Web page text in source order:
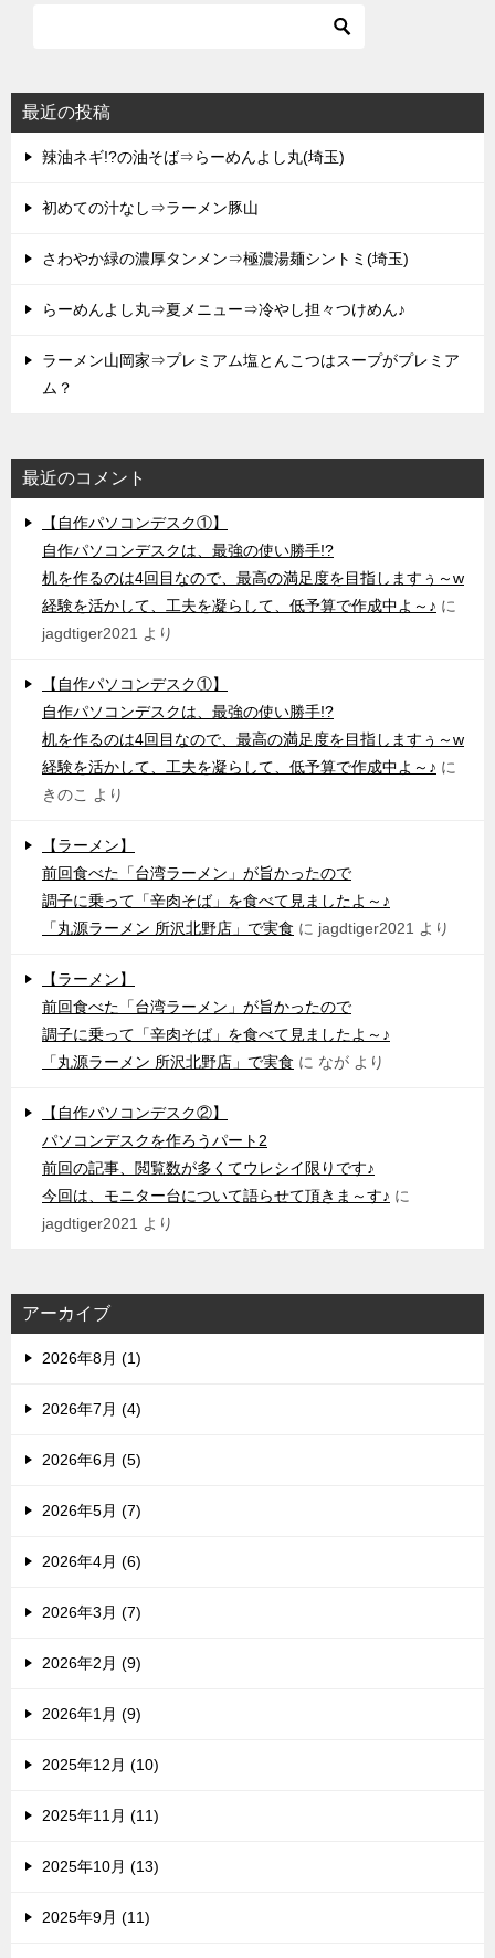
最近の投稿
辣油ネギ!?の油そば⇒らーめんよし丸(埼玉)
初めての汁なし⇒ラーメン豚山
さわやか緑の濃厚タンメン⇒極濃湯麺シントミ(埼玉)
らーめんよし丸⇒夏メニュー⇒冷やし担々つけめん♪
ラーメン山岡家⇒プレミアム塩とんこつはスープがプレミア
ム？
最近のコメント
【自作パソコンデスク①】
自作パソコンデスクは、最強の使い勝手!?
机を作るのは4回目なので、最高の満足度を目指しますぅ～w
経験を活かして、工夫を凝らして、低予算で作成中よ～♪ に
jagdtiger2021 より
【自作パソコンデスク①】
自作パソコンデスクは、最強の使い勝手!?
机を作るのは4回目なので、最高の満足度を目指しますぅ～w
経験を活かして、工夫を凝らして、低予算で作成中よ～♪ に
きのこ
より
【ラーメン】
前回食べた「台湾ラーメン」が旨かったので
調子に乗って「辛肉そば」を食べて見ましたよ～♪
「丸源ラーメン 所沢北野店」で実食 に jagdtiger2021 より
【ラーメン】
前回食べた「台湾ラーメン」が旨かったので
調子に乗って「辛肉そば」を食べて見ましたよ～♪
「丸源ラーメン 所沢北野店」で実食 に なが より
【自作パソコンデスク②】
パソコンデスクを作ろうパート2
前回の記事、閲覧数が多くてウレシイ限りです♪
今回は、モニター台について語らせて頂きま～す♪ に
jagdtiger2021 より
アーカイブ
2026年8月 (1)
2026年7月 (4)
2026年6月 (5)
2026年5月 (7)
2026年4月 (6)
2026年3月 (7)
2026年2月 (9)
2026年1月 (9)
2025年12月 (10)
2025年11月 (11)
2025年10月 (13)
2025年9月 (11)